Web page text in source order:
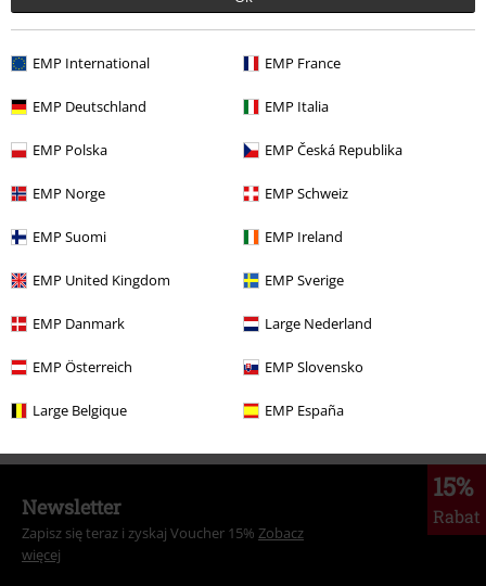
EMP International EMP France
EMP Deutschland EMP Italia
EMP Polska EMP Česká Republika
EMP Norge EMP Schweiz
EMP Suomi EMP Ireland
EMP United Kingdom EMP Sverige
EMP Danmark Large Nederland
EMP Österreich EMP Slovensko
Large Belgique EMP España
Więcej kategorii. Więcej możliwości.
15%
Rabat
Newsletter
Zapisz się teraz i zyskaj Voucher 15% Zobacz
więcej